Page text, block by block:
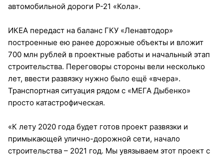
автомобильной дороги Р-21 «Кола».
ИКЕА передаст на баланс ГКУ «Ленавтодор»
построенные ею ранее дорожные объекты и вложит
700 млн рублей в проектные работы и начальный этап
строительства. Переговоры стороны вели несколько
лет, ввести развязку нужно было ещё «вчера».
Транспортная ситуация рядом с «МЕГА Дыбенко»
просто катастрофическая.
«К лету 2020 года будет готов проект развязки и
примыкающей улично-дорожной сети, начало
строительства – 2021 год. Мы увязываем этот проект с